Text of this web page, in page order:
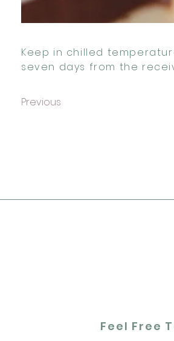
Keep in chilled
seven days from the
Previous
Feel Free